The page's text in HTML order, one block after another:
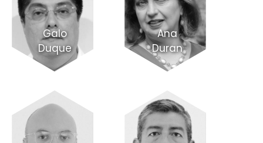
Galo
Duque
Ana
Duran